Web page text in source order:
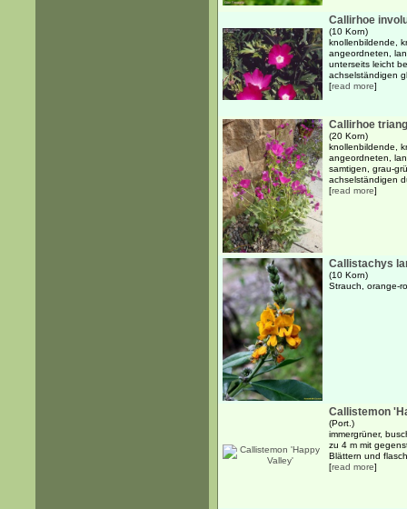
Callirhoe
(10 Korn)
knollenbildende,
angeordneten,
unterseits leicht
achselständigen
[read more]
Callirhoe
(20 Korn)
knollenbildende,
angeordneten,
samtigen, grau-
achselständigen
[read more]
Callistachys
(10 Korn)
Strauch, orange-
Callistemon
(Port.)
immergrüner,
zu 4 m mit
Blättern und
[read more]